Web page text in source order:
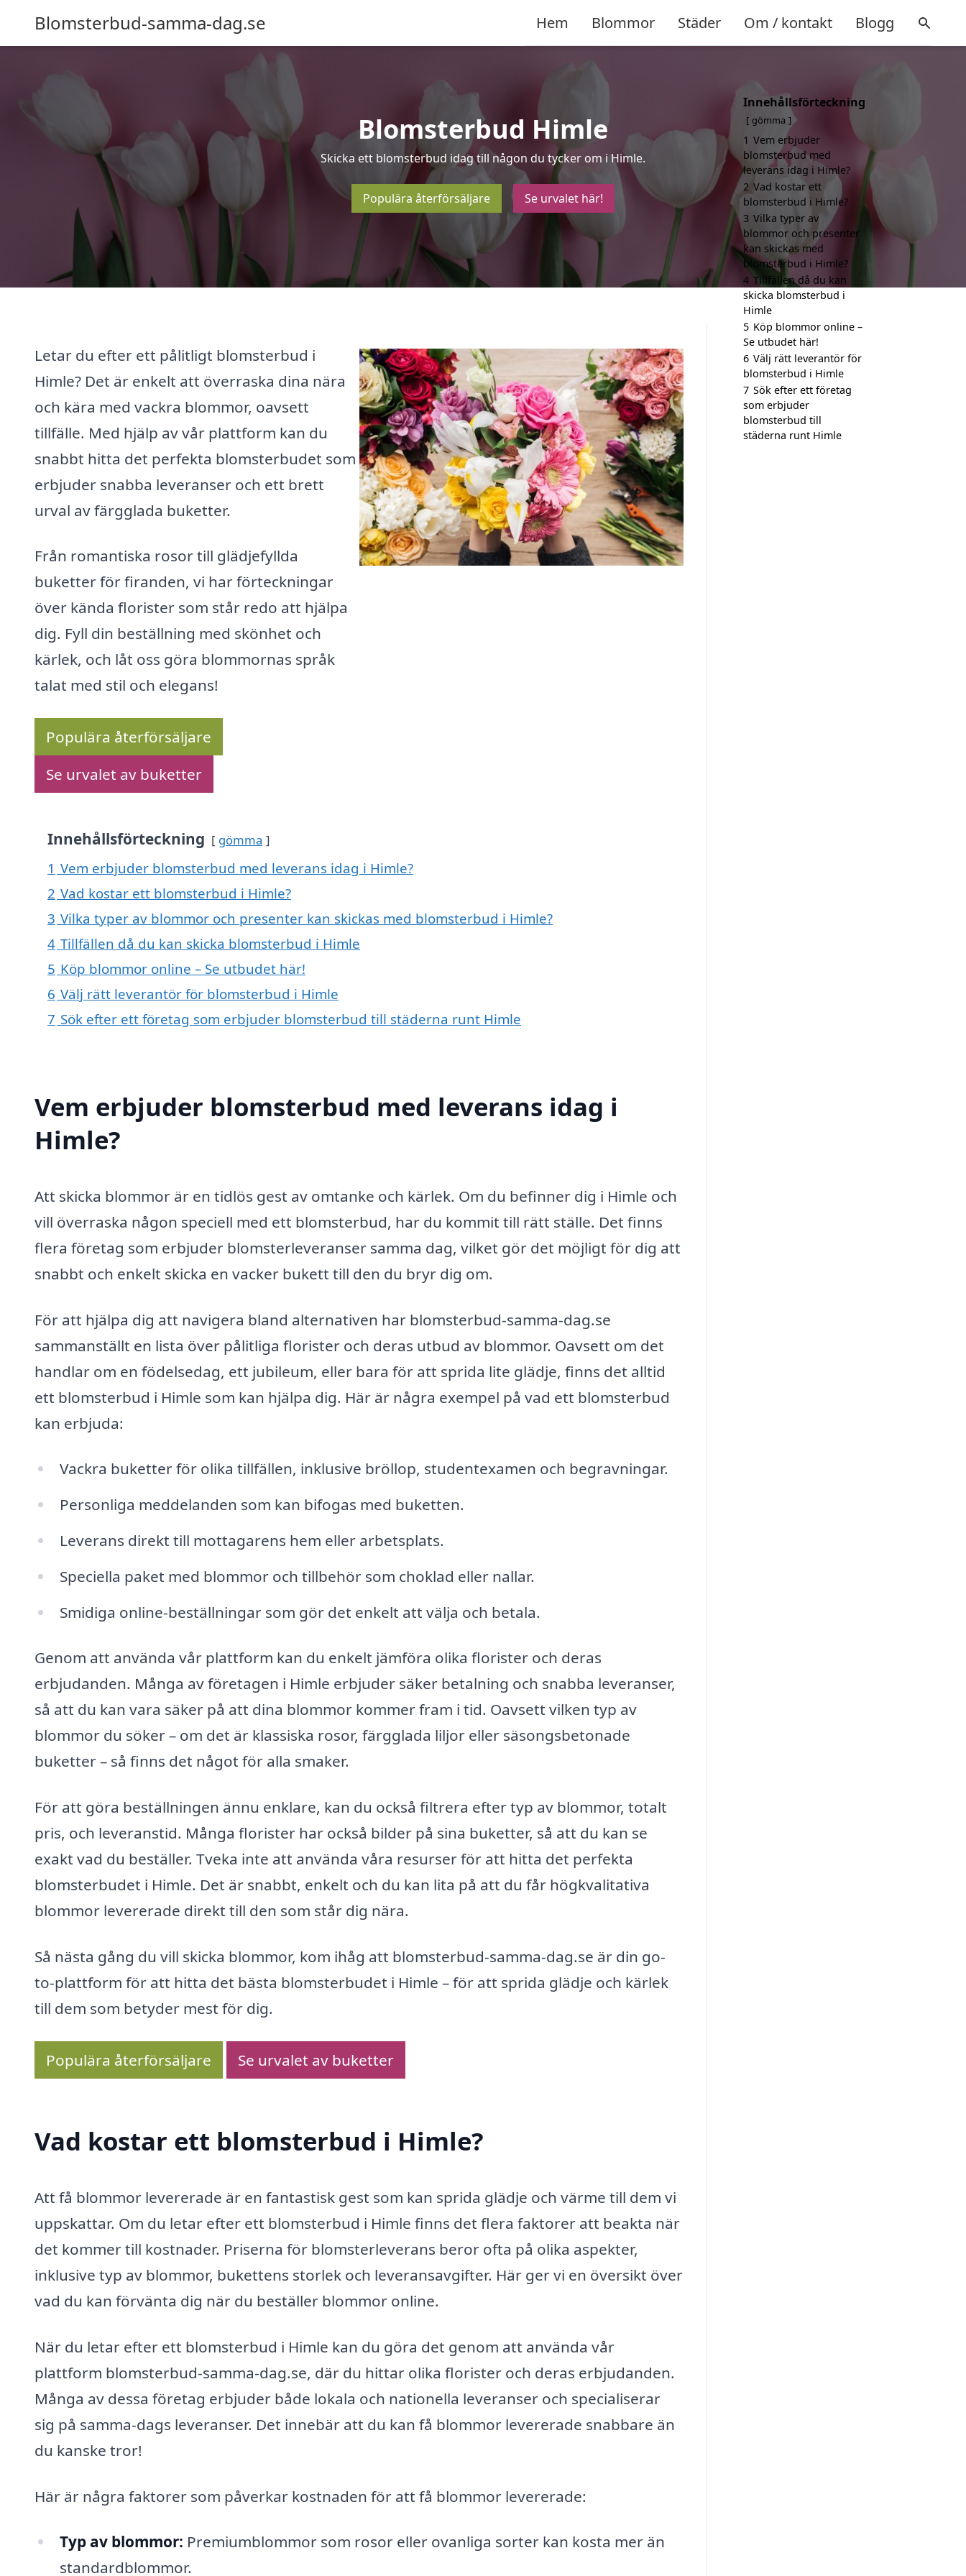
Blomsterbud-samma-dag.se Hem Blommor Städer Om / kontakt Blogg
Blomsterbud Himle
Skicka ett blomsterbud idag till någon du tycker om i Himle.
Populära återförsäljare Se urvalet här!
Letar du efter ett pålitligt blomsterbud i
Himle? Det är enkelt att överraska dina nära
och kära med vackra blommor, oavsett
tillfälle. Med hjälp av vår plattform kan du
snabbt hitta det perfekta blomsterbudet som
erbjuder snabba leveranser och ett brett
urval av färgglada buketter.
Från romantiska rosor till glädjefyllda
buketter för firanden, vi har förteckningar
över kända florister som står redo att hjälpa
dig. Fyll din beställning med skönhet och
kärlek, och låt oss göra blommornas språk
talat med stil och elegans!
Populära återförsäljare
Se urvalet av buketter
Innehållsförteckning gömma
1 Vem erbjuder blomsterbud med leverans idag i Himle?
2 Vad kostar ett blomsterbud i Himle?
3 Vilka typer av blommor och presenter kan skickas med blomsterbud i Himle?
4 Tillfällen då du kan skicka blomsterbud i Himle
5 Köp blommor online – Se utbudet här!
6 Välj rätt leverantör för blomsterbud i Himle
7 Sök efter ett företag som erbjuder blomsterbud till städerna runt Himle
Vem erbjuder blomsterbud med leverans idag i
Himle?
Att skicka blommor är en tidlös gest av omtanke och kärlek. Om du befinner dig i Himle och
vill överraska någon speciell med ett blomsterbud, har du kommit till rätt ställe. Det finns
flera företag som erbjuder blomsterleveranser samma dag, vilket gör det möjligt för dig att
snabbt och enkelt skicka en vacker bukett till den du bryr dig om.
För att hjälpa dig att navigera bland alternativen har blomsterbud-samma-dag.se
sammanställt en lista över pålitliga florister och deras utbud av blommor. Oavsett om det
handlar om en födelsedag, ett jubileum, eller bara för att sprida lite glädje, finns det alltid
ett blomsterbud i Himle som kan hjälpa dig. Här är några exempel på vad ett blomsterbud
kan erbjuda:
Vackra buketter för olika tillfällen, inklusive bröllop, studentexamen och begravningar.
Personliga meddelanden som kan bifogas med buketten.
Leverans direkt till mottagarens hem eller arbetsplats.
Speciella paket med blommor och tillbehör som choklad eller nallar.
Smidiga online-beställningar som gör det enkelt att välja och betala.
Genom att använda vår plattform kan du enkelt jämföra olika florister och deras
erbjudanden. Många av företagen i Himle erbjuder säker betalning och snabba leveranser,
så att du kan vara säker på att dina blommor kommer fram i tid. Oavsett vilken typ av
blommor du söker – om det är klassiska rosor, färgglada liljor eller säsongsbetonade
buketter – så finns det något för alla smaker.
För att göra beställningen ännu enklare, kan du också filtrera efter typ av blommor, totalt
pris, och leveranstid. Många florister har också bilder på sina buketter, så att du kan se
exakt vad du beställer. Tveka inte att använda våra resurser för att hitta det perfekta
blomsterbudet i Himle. Det är snabbt, enkelt och du kan lita på att du får högkvalitativa
blommor levererade direkt till den som står dig nära.
Så nästa gång du vill skicka blommor, kom ihåg att blomsterbud-samma-dag.se är din go-
to-plattform för att hitta det bästa blomsterbudet i Himle – för att sprida glädje och kärlek
till dem som betyder mest för dig.
Populära återförsäljare Se urvalet av buketter
Vad kostar ett blomsterbud i Himle?
Att få blommor levererade är en fantastisk gest som kan sprida glädje och värme till dem vi
uppskattar. Om du letar efter ett blomsterbud i Himle finns det flera faktorer att beakta när
det kommer till kostnader. Priserna för blomsterleverans beror ofta på olika aspekter,
inklusive typ av blommor, bukettens storlek och leveransavgifter. Här ger vi en översikt över
vad du kan förvänta dig när du beställer blommor online.
När du letar efter ett blomsterbud i Himle kan du göra det genom att använda vår
plattform blomsterbud-samma-dag.se, där du hittar olika florister och deras erbjudanden.
Många av dessa företag erbjuder både lokala och nationella leveranser och specialiserar
sig på samma-dags leveranser. Det innebär att du kan få blommor levererade snabbare än
du kanske tror!
Här är några faktorer som påverkar kostnaden för att få blommor levererade:
Typ av blommor: Premiumblommor som rosor eller ovanliga sorter kan kosta mer än
standardblommor.
Innehållsförteckning
gömma
1 Vem erbjuder
blomsterbud med
leverans idag i Himle?
2 Vad kostar ett
blomsterbud i Himle?
3 Vilka typer av
blommor och presenter
kan skickas med
blomsterbud i Himle?
4 Tillfällen då du kan
skicka blomsterbud i
Himle
5 Köp blommor online –
Se utbudet här!
6 Välj rätt leverantör för
blomsterbud i Himle
7 Sök efter ett företag
som erbjuder
blomsterbud till
städerna runt Himle